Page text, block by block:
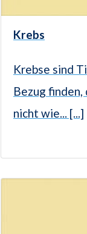
Krebs
Krebse sind
Bezug finden,
nicht wie... [...]